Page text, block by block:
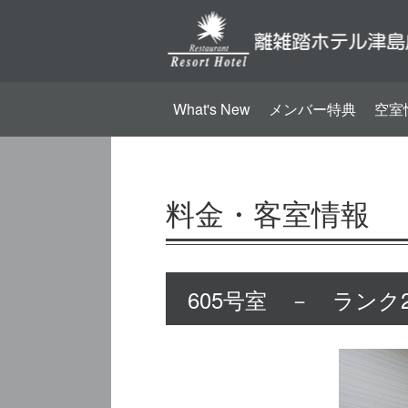
What's New メンバー特典 空室
料金・客室情報
605号室 － ランク